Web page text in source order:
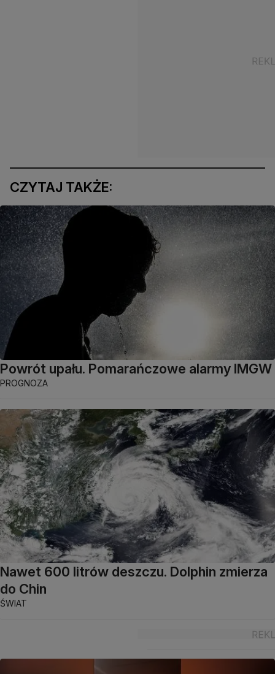
CZYTAJ TAKŻE:
Powrót upału. Pomarańczowe alarmy IMGW
PROGNOZA
Nawet 600 litrów deszczu. Dolphin zmierza
do Chin
ŚWIAT